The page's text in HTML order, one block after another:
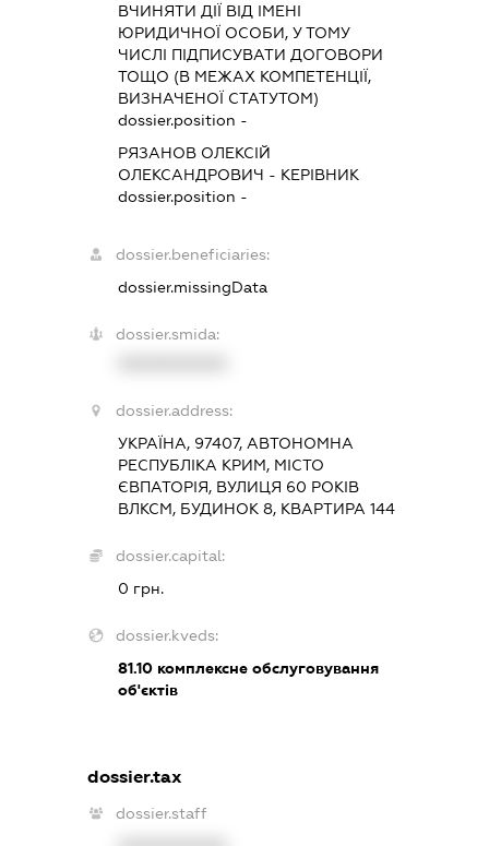
ВЧИНЯТИ ДІЇ ВІД ІМЕНІ
ЮРИДИЧНОЇ ОСОБИ, У ТОМУ
ЧИСЛІ ПІДПИСУВАТИ ДОГОВОРИ
ТОЩО (В МЕЖАХ КОМПЕТЕНЦІЇ,
ВИЗНАЧЕНОЇ СТАТУТОМ)
dossier.position -
РЯЗАНОВ ОЛЕКСІЙ
ОЛЕКСАНДРОВИЧ - КЕРІВНИК
dossier.position -
dossier.beneficiaries:
dossier.missingData
dossier.smida:
dossier.address:
УКРАЇНА, 97407, АВТОНОМНА
РЕСПУБЛІКА КРИМ, МІСТО
ЄВПАТОРІЯ, ВУЛИЦЯ 60 РОКІВ
ВЛКСМ, БУДИНОК 8, КВАРТИРА 144
dossier.capital:
0 грн.
dossier.kveds:
81.10комплексне обслуговування
об'єктів
dossier.tax
dossier.staff